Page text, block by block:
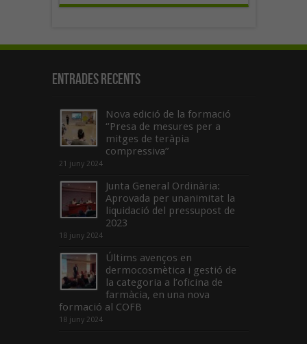
Entrades recents
Nova edició de la formació
“Presa de mesures per a
mitges de teràpia
compressiva”
21 juny 2024
Junta General Ordinària:
Aprovada per unanimitat la
liquidació del pressupost de
2023
18 juny 2024
Últims avenços en
dermocosmètica i gestió de
la categoria a l’oficina de
farmàcia, en una nova
formació al COFB
18 juny 2024